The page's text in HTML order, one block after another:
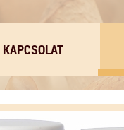
KAPCSOLAT